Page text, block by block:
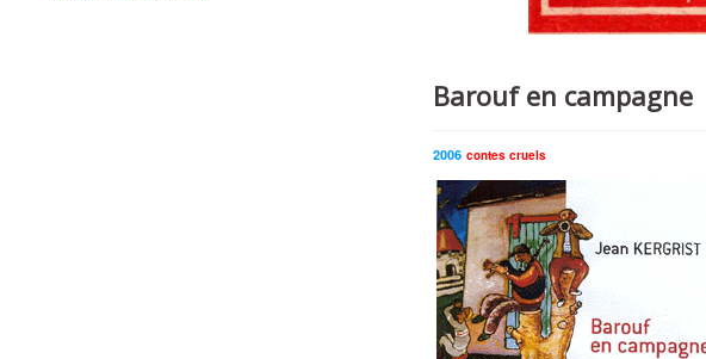
Barouf en campagne
2006 contes cruels